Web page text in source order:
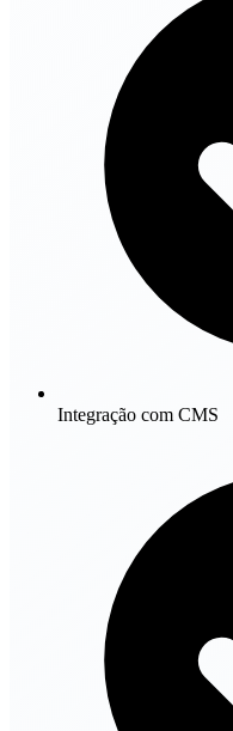
Integração com CMS